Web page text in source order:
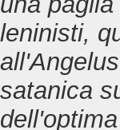
leninisti,
satanica
dell'optima